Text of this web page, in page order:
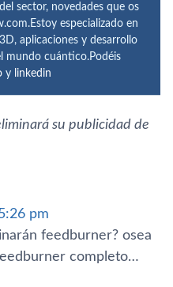
sector, novedades que os
especializado en
aplicaciones y desarrollo
mundo cuántico.Podéis
y linkedin
su publicidad de
pm
feedburner? osea
completo…